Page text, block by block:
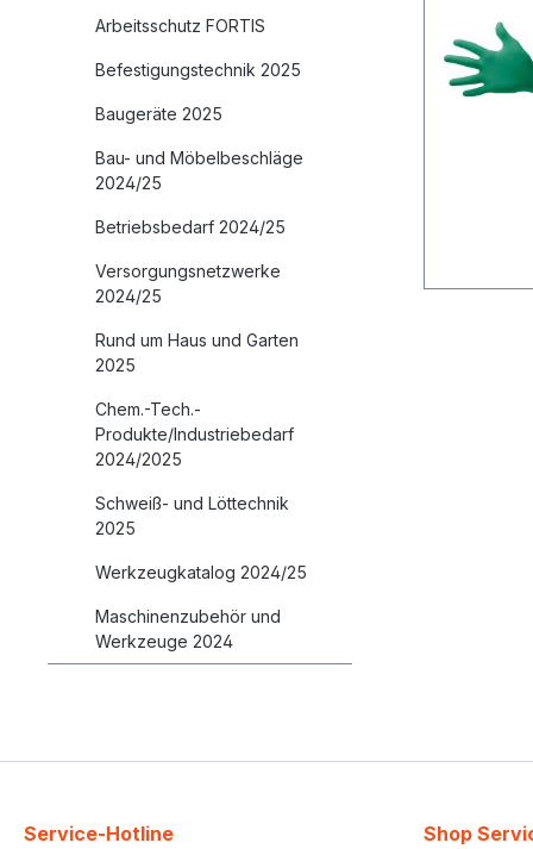
Arbeitsschutz FORTIS
Befestigungstechnik 2025
Baugeräte 2025
Bau- und Möbelbeschläge
2024/25
Betriebsbedarf 2024/25
Versorgungsnetzwerke
2024/25
Rund um Haus und Garten
2025
Chem.-Tech.-
Produkte/Industriebedarf
2024/2025
Schweiß- und Löttechnik
2025
Werkzeugkatalog 2024/25
Maschinenzubehör und
Werkzeuge 2024
Service-Hotline Shop